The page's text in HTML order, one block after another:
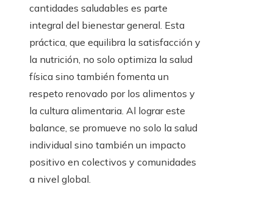
cantidades saludables es parte
integral del bienestar general. Esta
práctica, que equilibra la satisfacción y
la nutrición, no solo optimiza la salud
física sino también fomenta un
respeto renovado por los alimentos y
la cultura alimentaria. Al lograr este
balance, se promueve no solo la salud
individual sino también un impacto
positivo en colectivos y comunidades
a nivel global.